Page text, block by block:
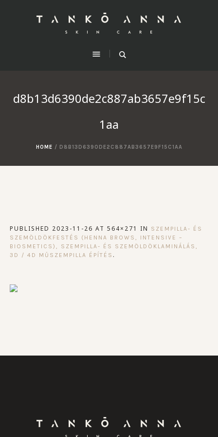
d8b13d6390de2c887ab3657e9f15c
1aa
HOME / D8B13D6390DE2C887AB3657E9F15C1AA
PUBLISHED 2023-11-26 AT 564×271 IN
SZEMPILLA- ÉS
SZEMÖLDÖKFESTÉS (HENNA BROWS, INTENSIVE –
BIOSMETICS), SZEMPILLA- ÉS SZEMÖLDÖKLAMINÁLÁS,
3D / 4D MŰSZEMPILLA ÉPÍTÉS .